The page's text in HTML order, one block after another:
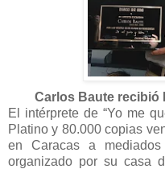
Carlos Baute recibió
El intérprete de “Yo me
Platino y 80.000 copias
en Caracas a
organizado por su casa